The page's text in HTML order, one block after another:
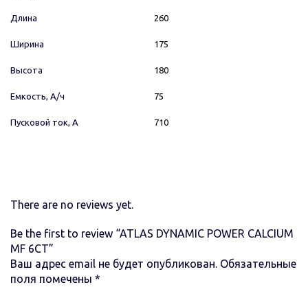
Длина 260
Ширина 175
Высота 180
Емкость, А/ч 75
Пусковой ток, А 710
There are no reviews yet.
Be the first to review “ATLAS DYNAMIC POWER CALCIUM
MF 6СТ”
Ваш адрес email не будет опубликован. Обязательные
поля помечены *